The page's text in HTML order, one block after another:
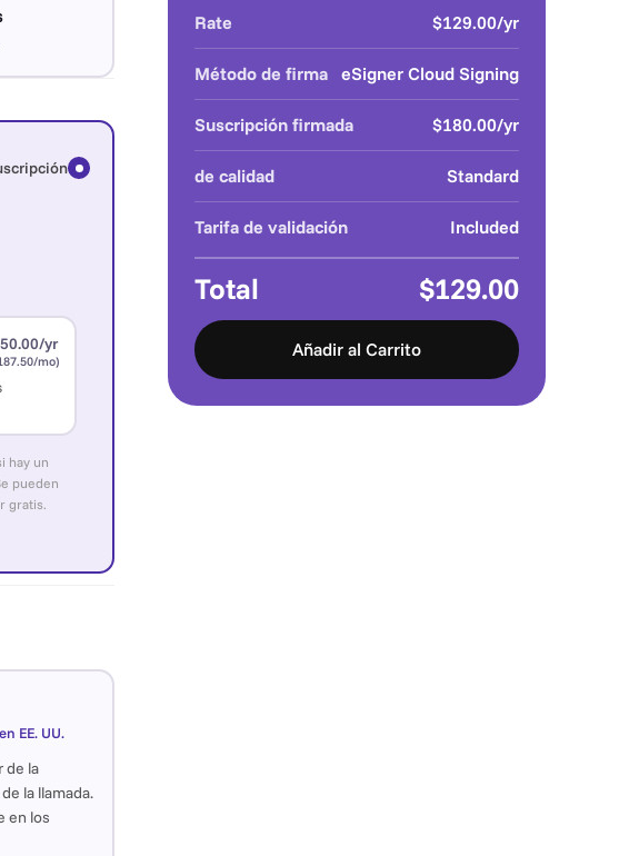
yr
mo)
hay un
pueden
gratis.
EE. UU.
de la
la llamada.
en los
Rate $129.00/yr
Método de firma eSigner Cloud Signing
Suscripción firmada $180.00/yr
de calidad Standard
Tarifa de validación Included
Total $129.00
Añadir al Carrito